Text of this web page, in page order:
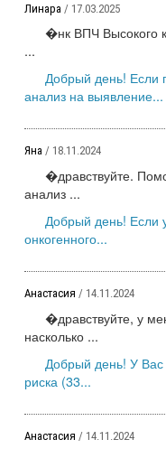
Линара / 17.03.2025
�нк ВПЧ Высокого
...
Добрый день! Если
анализ на выявление...
Яна / 18.11.2024
�дравствуйте.
анализ ...
Добрый день! Если
онкогенного...
Анастасия / 14.11.2024
�дравствуйте, у
насколько ...
Добрый день! У Вас
риска (33...
Анастасия / 14.11.2024